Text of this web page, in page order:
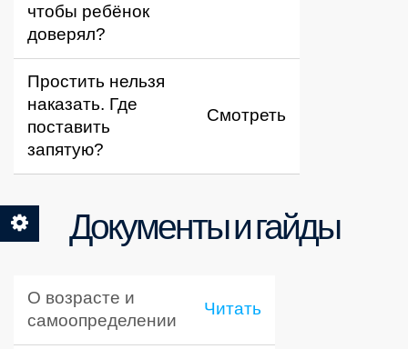
чтобы ребёнок
доверял?
Простить нельзя
наказать. Где
поставить
запятую?
Смотреть
Документы и гайды
О возрасте и
самоопределении
Читать